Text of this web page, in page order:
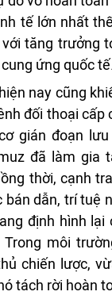
tế lớn nhất
tăng trưởng
ứng quốc tế.
nay cũng
đối thoại cấp
gián đoạn
đã làm gia
thời, cạnh
bán dẫn, trí tuệ
định hình
môi
chiến lược,
tách rời hoàn